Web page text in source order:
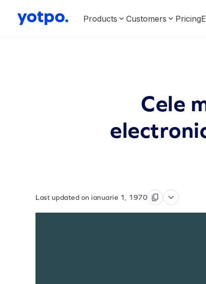
Products Customers Pricing
Cele
Last updated on ianuarie 1, 1970